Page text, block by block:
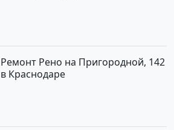
Ремонт Рено на Пригородной, 142
в Краснодаре